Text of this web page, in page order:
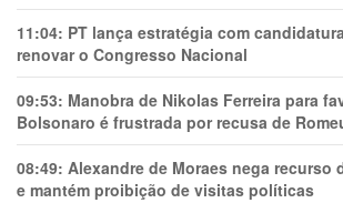
11:04: PT lança estratégia com
renovar o Congresso Nacional
09:53: Manobra de Nikolas Ferreira para
Bolsonaro é frustrada por recusa de
08:49: Alexandre de Moraes nega recurso
e mantém proibição de visitas políticas